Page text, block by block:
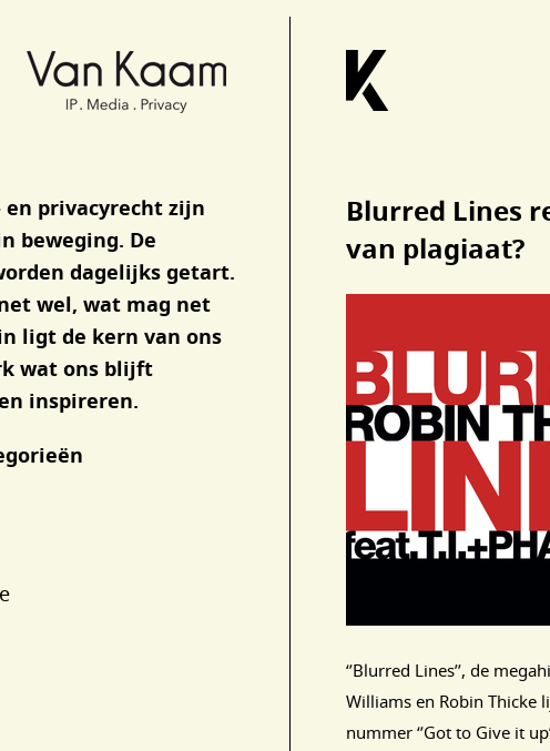
en privacyrecht zijn
beweging. De
dagelijks getart.
wel, wat mag net
ligt de kern van ons
wat ons blijft
inspireren.
Blurred Lines
van plagiaat?
‘’Blurred Lines’’, de
Williams en Robin Thicke
nummer ‘’Got to Give it